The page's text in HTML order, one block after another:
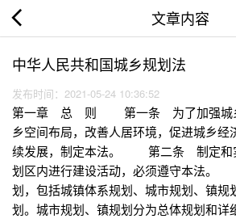
文章内容
中华人民共和国城乡规划法
发布时间：2021-05-24 10:36:52
第一章 总 则 第一条 为了加强城乡
乡空间布局，改善人居环境，促进城乡经
续发展，制定本法。 第二条 制定和
划区内进行建设活动，必须遵守本法
划，包括城镇体系规划、城市规划、镇规
划。城市规划、镇规划分为总体规划和详